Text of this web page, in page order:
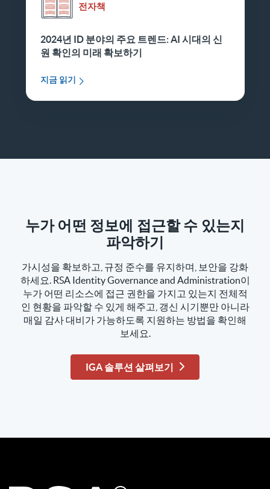
전자책
2024년 ID 분야의 주요 트렌드: AI 시대의 신
원 확인의 미래 확보하기
지금 읽기
누가 어떤 정보에 접근할 수 있는지
파악하기
가시성을 확보하고, 규정 준수를 유지하며, 보안을 강화
하세요. RSA Identity Governance and Administration이
누가 어떤 리소스에 접근 권한을 가지고 있는지 전체적
인 현황을 파악할 수 있게 해주고, 갱신 시기뿐만 아니라
매일 감사 대비가 가능하도록 지원하는 방법을 확인해
보세요.
IGA 솔루션 살펴보기